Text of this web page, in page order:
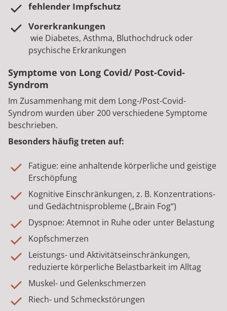
fehlender Impfschutz
Vorerkrankungen
wie Diabetes, Asthma, Bluthochdruck oder
psychische Erkrankungen
Symptome von Long Covid/ Post-Covid-
Syndrom
Im Zusammenhang mit dem Long-/Post-Covid-
Syndrom wurden über 200 verschiedene Symptome
beschrieben.
Besonders häufig treten auf:
Fatigue: eine anhaltende körperliche und geistige
Erschöpfung
Kognitive Einschränkungen, z. B. Konzentrations-
und Gedächtnisprobleme („Brain Fog“)
Dyspnoe: Atemnot in Ruhe oder unter Belastung
Kopfschmerzen
Leistungs- und Aktivitätseinschränkungen,
reduzierte körperliche Belastbarkeit im Alltag
Muskel- und Gelenkschmerzen
Riech- und Schmeckstörungen